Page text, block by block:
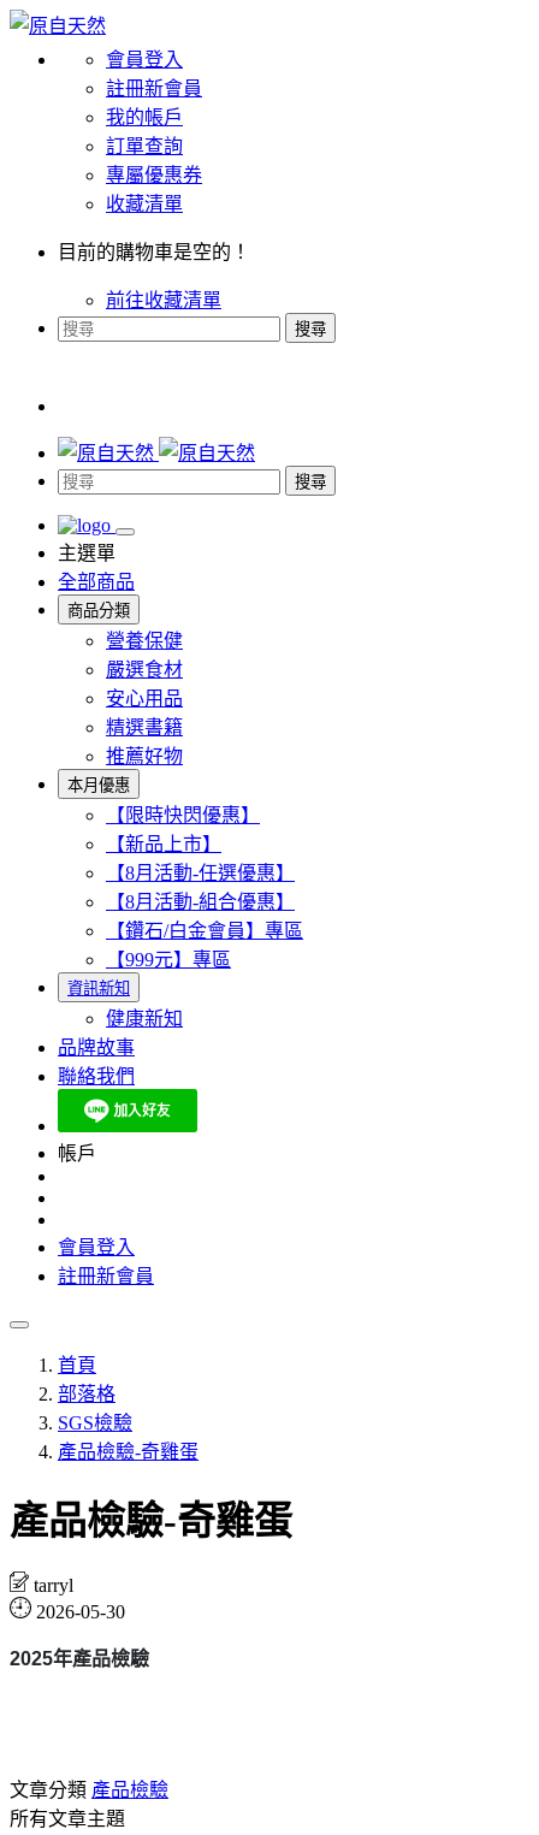
會員登入
註冊新會員
我的帳戶
訂單查詢
專屬優惠券
收藏清單
目前的購物車是空的！
前往收藏清單
搜尋
搜尋
主選單
全部商品
商品分類
營養保健
嚴選食材
安心用品
精選書籍
推薦好物
本月優惠
【限時快閃優惠】
【新品上市】
【8月活動-任選優惠】
【8月活動-組合優惠】
【鑽石/白金會員】專區
【999元】專區
資訊新知
健康新知
品牌故事
聯絡我們
帳戶
會員登入
註冊新會員
首頁
部落格
SGS檢驗
產品檢驗-奇雞蛋
產品檢驗-奇雞蛋
tarryl
2026-05-30
2025年產品檢驗
文章分類 產品檢驗
所有文章主題